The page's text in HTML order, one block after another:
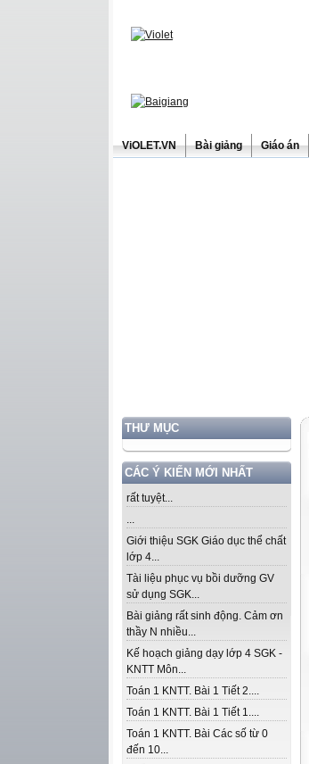
ViOLET.VN Bài giảng Giáo án
THƯ MỤC
CÁC Ý KIẾN MỚI NHẤT
rất tuyệt...
...
Giới thiệu SGK Giáo dục thể chất
lớp 4...
Tài liệu phục vụ bồi dưỡng GV
sử dụng SGK...
Bài giảng rất sinh động. Cảm ơn
thầy N nhiều...
Kế hoạch giảng dạy lớp 4 SGK -
KNTT Môn...
Toán 1 KNTT. Bài 1 Tiết 2....
Toán 1 KNTT. Bài 1 Tiết 1....
Toán 1 KNTT. Bài Các số từ 0
đến 10...